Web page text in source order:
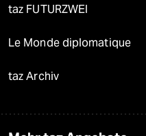
taz FUTURZWEI
Le Monde diplomatique
taz Archiv